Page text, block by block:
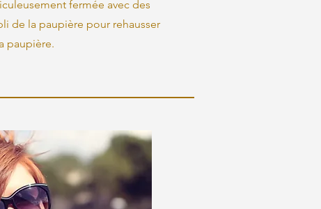
fermée avec des
de la paupière pour rehausser
paupière.